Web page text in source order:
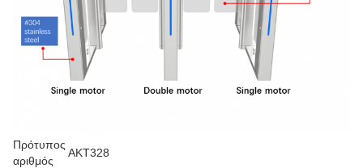
Πρότυπος
αριθμός
AKT328